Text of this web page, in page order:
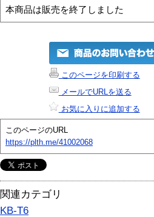
本商品は販売を終了しました
このページを印刷する
メールでURLを送る
お気に入りに追加する
このページのURL
https://plth.me/41002068
関連カテゴリ
KB-T6